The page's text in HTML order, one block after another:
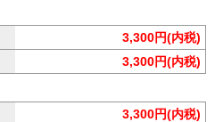
3,300円(内税)
3,300円(内税)
3,300円(内税)